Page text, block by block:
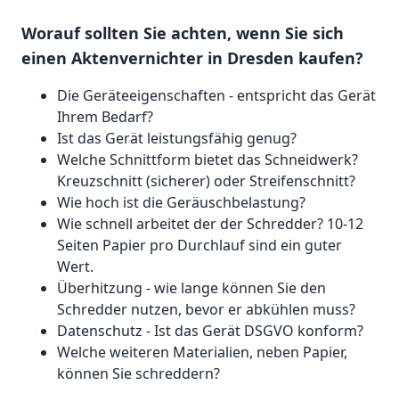
Worauf sollten Sie achten, wenn Sie sich
einen Aktenvernichter in Dresden kaufen?
Die Geräteeigenschaften - entspricht das Gerät
Ihrem Bedarf?
Ist das Gerät leistungsfähig genug?
Welche Schnittform bietet das Schneidwerk?
Kreuzschnitt (sicherer) oder Streifenschnitt?
Wie hoch ist die Geräuschbelastung?
Wie schnell arbeitet der der Schredder? 10-12
Seiten Papier pro Durchlauf sind ein guter
Wert.
Überhitzung - wie lange können Sie den
Schredder nutzen, bevor er abkühlen muss?
Datenschutz - Ist das Gerät DSGVO konform?
Welche weiteren Materialien, neben Papier,
können Sie schreddern?